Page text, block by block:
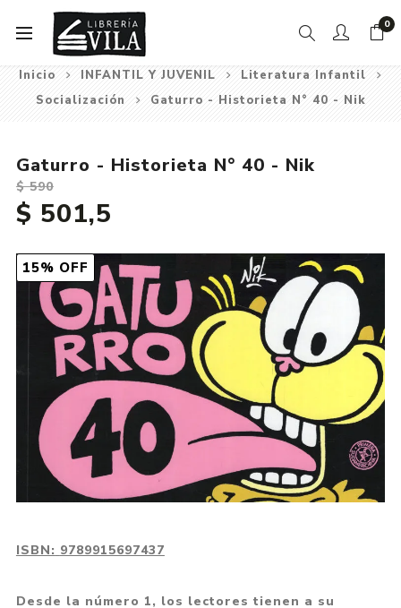
0
Inicio INFANTIL Y JUVENIL
Literatura Infantil
Socialización
Gaturro - Historieta N° 40 - Nik
15% OFF
Gaturro - Historieta N° 40 - Nik
$ 590
$ 501,5
ISBN: 9789915697437
Desde la número 1, los lectores tienen a su